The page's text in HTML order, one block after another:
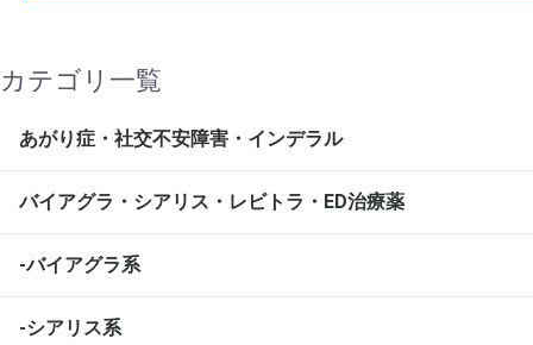
カテゴリ一覧
あがり症・社交不安障害・インデラル
バイアグラ・シアリス・レビトラ・ED治療薬
-バイアグラ系
-シアリス系